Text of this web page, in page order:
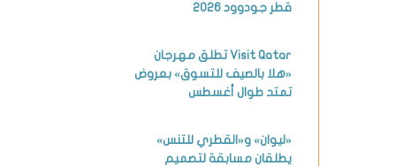
قطر جودوود 2026
Visit Qatar تطلق مهرجان
«هلا بالصيف للتسوق» بعروض
تمتد طوال أغسطس
«ليوان» و«القطري للتنس»
يطلقان مسابقة لتصميم